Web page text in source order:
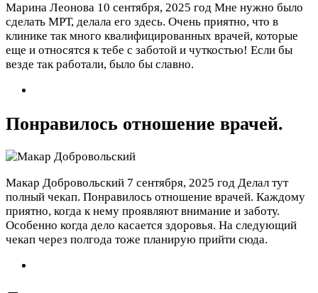
Марина Леонова 10 сентября, 2025 год Мне нужно было
сделать МРТ, делала его здесь. Очень приятно, что в
клинике так много квалифицированных врачей, которые
еще и относятся к тебе с заботой и чуткостью! Если бы
везде так работали, было бы славно.
Понравилось отношение врачей.
Макар Добровольский 7 сентября, 2025 год Делал тут
полный чекап. Понравилось отношение врачей. Каждому
приятно, когда к нему проявляют внимание и заботу.
Особенно когда дело касается здоровья. На следующий
чекап через полгода тоже планирую прийти сюда.